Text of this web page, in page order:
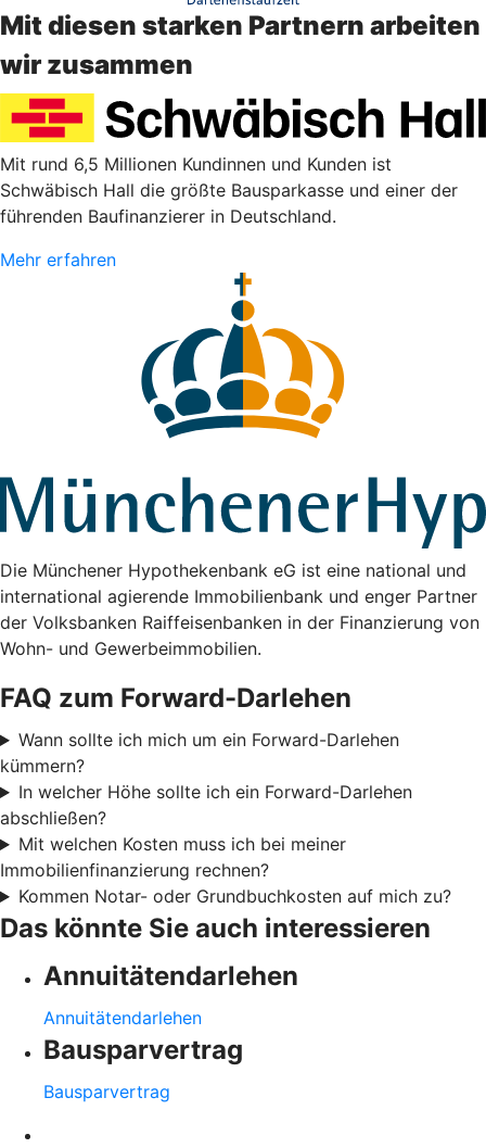
Mit diesen starken Partnern arbeiten
wir zusammen
Mit rund 6,5 Millionen Kundinnen und Kunden ist
Schwäbisch Hall die größte Bausparkasse und einer der
führenden Baufinanzierer in Deutschland.
Mehr erfahren
Die Münchener Hypothekenbank eG ist eine national und
international agierende Immobilienbank und enger Partner
der Volksbanken Raiffeisenbanken in der Finanzierung von
Wohn- und Gewerbeimmobilien.
FAQ zum Forward-Darlehen
Wann sollte ich mich um ein Forward-Darlehen
kümmern?
In welcher Höhe sollte ich ein Forward-Darlehen
abschließen?
Mit welchen Kosten muss ich bei meiner
Immobilienfinanzierung rechnen?
Kommen Notar- oder Grundbuchkosten auf mich zu?
Das könnte Sie auch interessieren
Annuitätendarlehen
Annuitätendarlehen
Bausparvertrag
Bausparvertrag